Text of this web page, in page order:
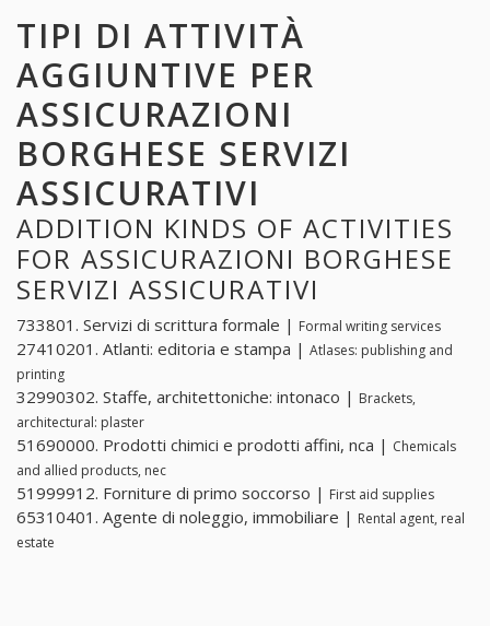
TIPI DI ATTIVITÀ
AGGIUNTIVE PER
ASSICURAZIONI
BORGHESE SERVIZI
ASSICURATIVI
ADDITION KINDS OF ACTIVITIES
FOR ASSICURAZIONI BORGHESE
SERVIZI ASSICURATIVI
733801. Servizi di scrittura formale | Formal writing services
27410201. Atlanti: editoria e stampa | Atlases: publishing and
printing
32990302. Staffe, architettoniche: intonaco | Brackets,
architectural: plaster
51690000. Prodotti chimici e prodotti affini, nca | Chemicals
and allied products, nec
51999912. Forniture di primo soccorso | First aid supplies
65310401. Agente di noleggio, immobiliare | Rental agent, real
estate